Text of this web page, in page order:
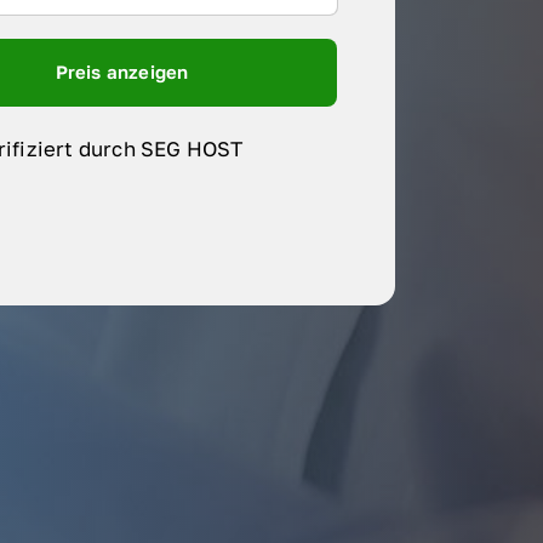
Preis anzeigen
durch SEG HOST